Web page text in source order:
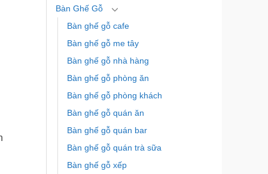
Bàn Ghế Gỗ
Bàn ghế gỗ cafe
Bàn ghế gỗ me tây
Bàn ghế gỗ nhà hàng
Bàn ghế gỗ phòng ăn
Bàn ghế gỗ phòng khách
Bàn ghế gỗ quán ăn
Bàn ghế gỗ quán bar
Bàn ghế gỗ quán trà sữa
Bàn ghế gỗ xếp